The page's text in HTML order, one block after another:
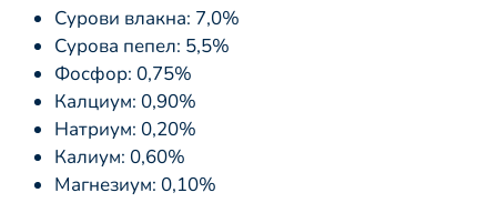
Сурови влакна: 7,0%
Сурова пепел: 5,5%
Фосфор: 0,75%
Калциум: 0,90%
Натриум: 0,20%
Калиум: 0,60%
Магнезиум: 0,10%